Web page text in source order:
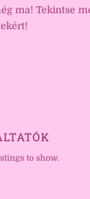
ma! Tekintse
to show.